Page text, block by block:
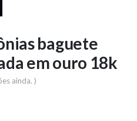
baguete
em ouro 18k
ainda. )